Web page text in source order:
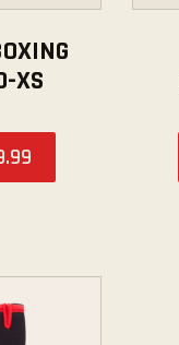
XS
.99